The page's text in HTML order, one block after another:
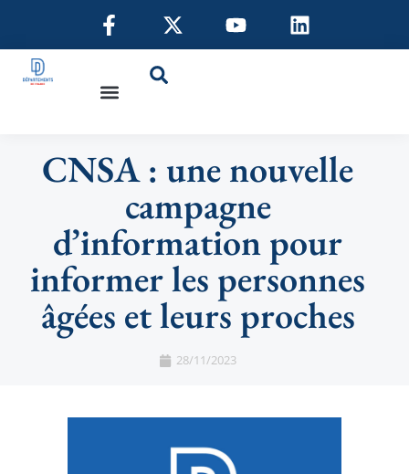
CNSA : une nouvelle
campagne
d’information pour
informer les personnes
âgées et leurs proches
28/11/2023